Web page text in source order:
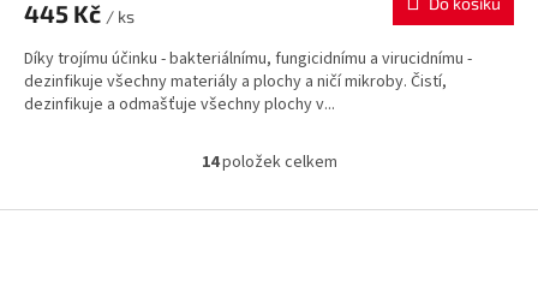
445 Kč / ks
Díky trojímu účinku - bakteriálnímu, fungicidnímu a virucidnímu -
dezinfikuje všechny materiály a plochy a ničí mikroby. Čistí,
dezinfikuje a odmašťuje všechny plochy v...
O
l
14položek celkem